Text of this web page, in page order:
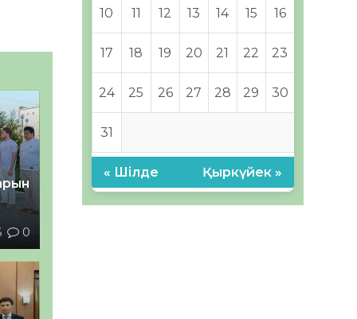
0
10 11 12 13 14 15 16
17 18 19 20 21 22 23
24 25 26 27 28 29 30
31
« Шілде Қыркүйек »